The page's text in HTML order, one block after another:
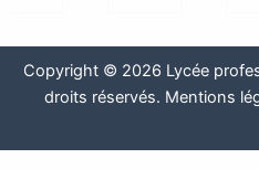
Copyright © 2026 Lycée
droits réservés. Mentions